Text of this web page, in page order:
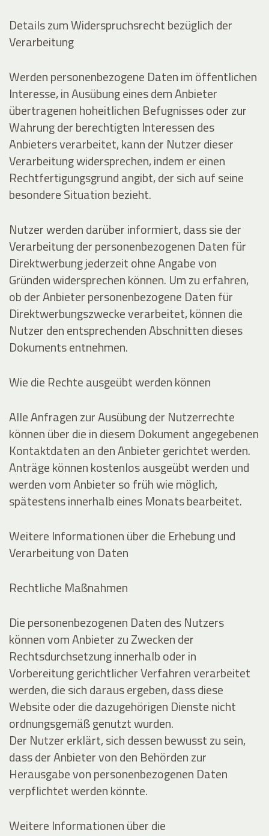
Details zum Widerspruchsrecht bezüglich der
Verarbeitung
Werden personenbezogene Daten im öffentlichen
Interesse, in Ausübung eines dem Anbieter
übertragenen hoheitlichen Befugnisses oder zur
Wahrung der berechtigten Interessen des
Anbieters verarbeitet, kann der Nutzer dieser
Verarbeitung widersprechen, indem er einen
Rechtfertigungsgrund angibt, der sich auf seine
besondere Situation bezieht.
Nutzer werden darüber informiert, dass sie der
Verarbeitung der personenbezogenen Daten für
Direktwerbung jederzeit ohne Angabe von
Gründen widersprechen können. Um zu erfahren,
ob der Anbieter personenbezogene Daten für
Direktwerbungszwecke verarbeitet, können die
Nutzer den entsprechenden Abschnitten dieses
Dokuments entnehmen.
Wie die Rechte ausgeübt werden können
Alle Anfragen zur Ausübung der Nutzerrechte
können über die in diesem Dokument angegebenen
Kontaktdaten an den Anbieter gerichtet werden.
Anträge können kostenlos ausgeübt werden und
werden vom Anbieter so früh wie möglich,
spätestens innerhalb eines Monats bearbeitet.
Weitere Informationen über die Erhebung und
Verarbeitung von Daten
Rechtliche Maßnahmen
Die personenbezogenen Daten des Nutzers
können vom Anbieter zu Zwecken der
Rechtsdurchsetzung innerhalb oder in
Vorbereitung gerichtlicher Verfahren verarbeitet
werden, die sich daraus ergeben, dass diese
Website oder die dazugehörigen Dienste nicht
ordnungsgemäß genutzt wurden.
Der Nutzer erklärt, sich dessen bewusst zu sein,
dass der Anbieter von den Behörden zur
Herausgabe von personenbezogenen Daten
verpflichtet werden könnte.
Weitere Informationen über die